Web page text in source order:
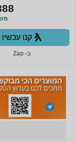
₪
קנו עכשיו
ב- Zap